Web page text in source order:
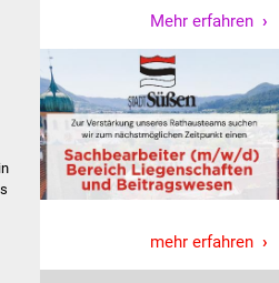
Mehr erfahren
mehr erfahren